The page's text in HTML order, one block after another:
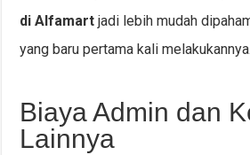
di Alfamart jadi lebih mudah
yang baru pertama kali melakukannya.
Biaya Admin dan
Lainnya